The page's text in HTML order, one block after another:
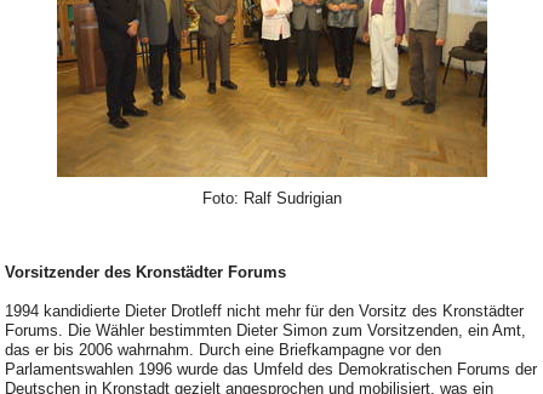
Foto: Ralf Sudrigian
Vorsitzender des Kronstädter Forums
1994 kandidierte Dieter Drotleff nicht mehr für den Vorsitz des Kronstädter
Forums. Die Wähler bestimmten Dieter Simon zum Vorsitzenden, ein Amt,
das er bis 2006 wahrnahm. Durch eine Briefkampagne vor den
Parlamentswahlen 1996 wurde das Umfeld des Demokratischen Forums der
Deutschen in Kronstadt gezielt angesprochen und mobilisiert, was ein